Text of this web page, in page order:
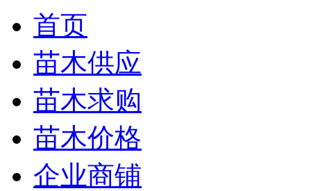
首页
苗木供应
苗木求购
苗木价格
企业商铺